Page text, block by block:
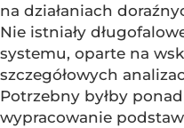
na działaniach
Nie istniały
systemu, oparte na
szczegółowych
Potrzebny byłby
wypracowanie